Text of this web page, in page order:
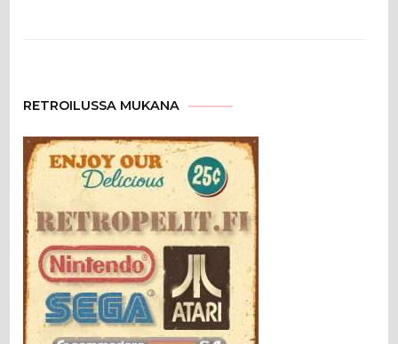
RETROILUSSA MUKANA